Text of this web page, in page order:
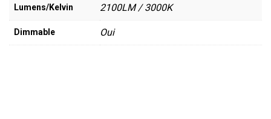
Lumens/Kelvin 2100LM / 3000K
Dimmable Oui